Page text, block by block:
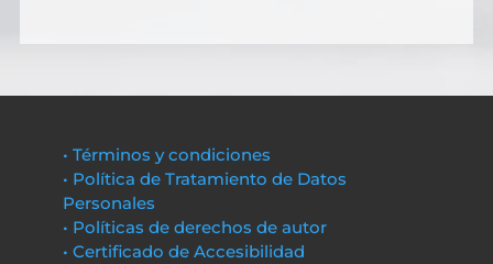
• Términos y condiciones
• Política de Tratamiento de Datos
Personales
• Políticas de derechos de autor
• Certificado de Accesibilidad